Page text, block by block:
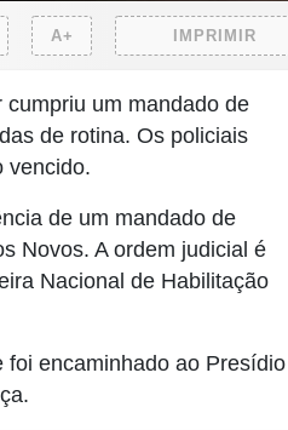
A+ IMPRIMIR
um mandado de
de rotina. Os policiais
vencido.
de um mandado de
Novos. A ordem judicial é
Nacional de Habilitação
foi encaminhado ao Presídio